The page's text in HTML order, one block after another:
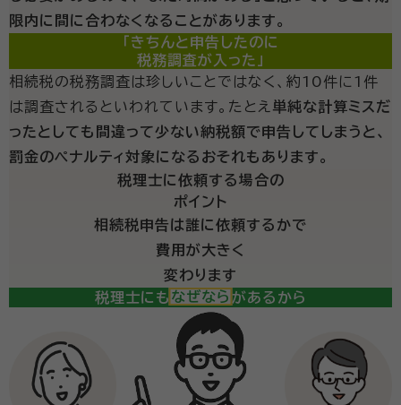
限内に間に合わなくなることがあります。
「きちんと申告したのに
税務調査が入った」
相続税の税務調査は珍しいことではなく、約10件に1件
は調査されるといわれています。たとえ 単純な計算ミスだ
ったとしても間違って少ない納税額で申告してしまうと、
罰金のペナルティ対象になるおそれもあります。
税理士に依頼する場合の
ポイント
相続税申告は誰に依頼するかで
費用が大きく
変わります
税理士にも得意分野があるから